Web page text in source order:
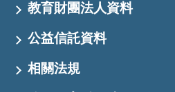
教育財團法人資料
公益信託資料
相關法規